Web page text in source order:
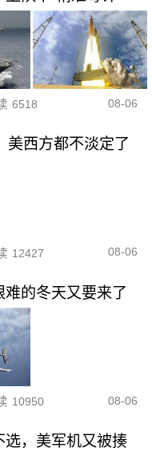
6518 08-06
美西方都不淡定了
12427 08-06
的冬天又要来了
10950 08-06
，美军机又被揍